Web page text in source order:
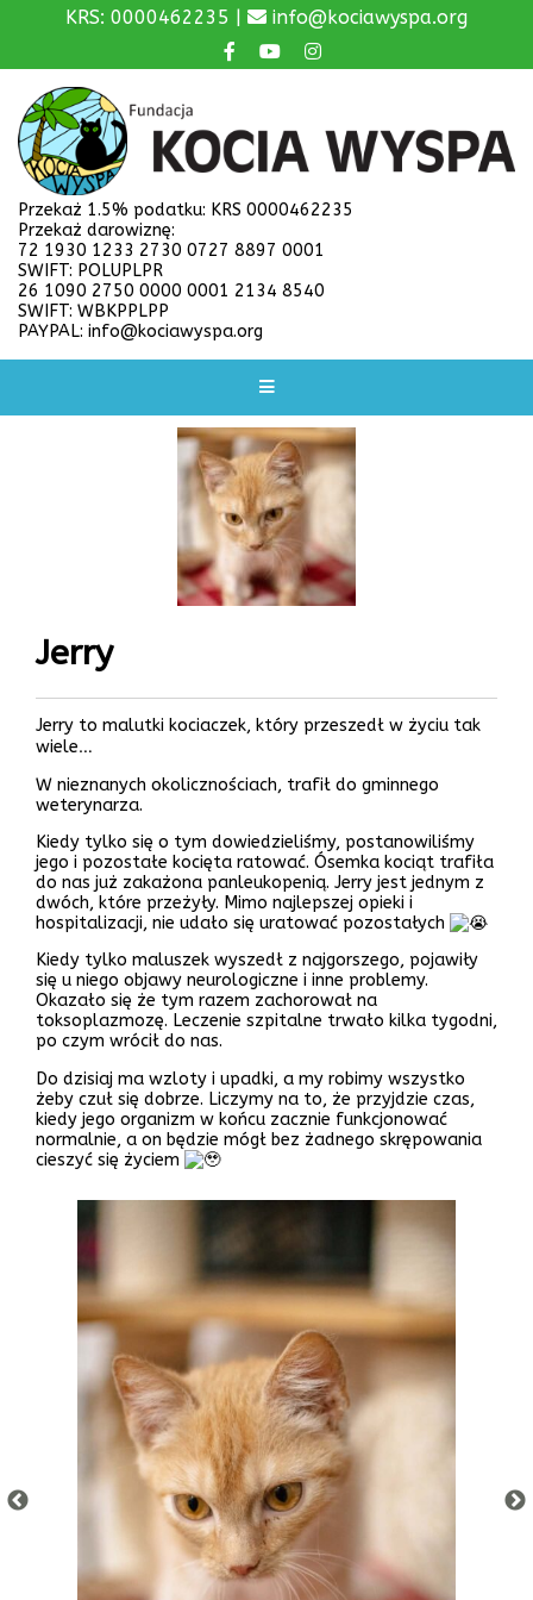
KRS: 0000462235 | info@kociawyspa.org
Przekaż 1.5% podatku: KRS 0000462235
Przekaż darowiznę:
72 1930 1233 2730 0727 8897 0001
SWIFT: POLUPLPR
26 1090 2750 0000 0001 2134 8540
SWIFT: WBKPPLPP
PAYPAL: info@kociawyspa.org
Jerry
Jerry to malutki kociaczek, który przeszedł w życiu tak
wiele…
W nieznanych okolicznościach, trafił do gminnego
weterynarza.
Kiedy tylko się o tym dowiedzieliśmy, postanowiliśmy
jego i pozostałe kocięta ratować. Ósemka kociąt trafiła
do nas już zakażona panleukopenią. Jerry jest jednym z
dwóch, które przeżyły. Mimo najlepszej opieki i
hospitalizacji, nie udało się uratować pozostałych
Kiedy tylko maluszek wyszedł z najgorszego, pojawiły
się u niego objawy neurologiczne i inne problemy.
Okazało się że tym razem zachorował na
toksoplazmozę. Leczenie szpitalne trwało kilka tygodni,
po czym wrócił do nas.
Do dzisiaj ma wzloty i upadki, a my robimy wszystko
żeby czuł się dobrze. Liczymy na to, że przyjdzie czas,
kiedy jego organizm w końcu zacznie funkcjonować
normalnie, a on będzie mógł bez żadnego skrępowania
cieszyć się życiem